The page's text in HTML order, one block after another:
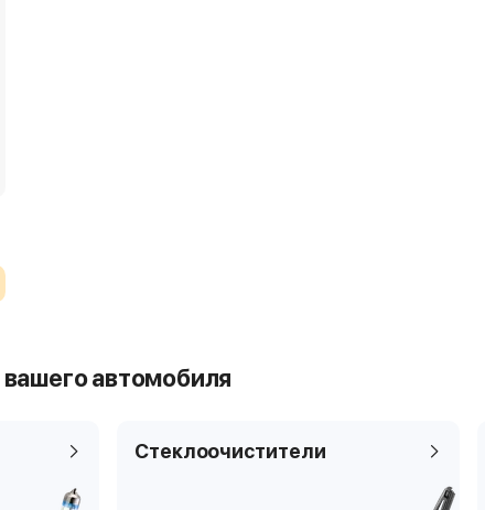
автомобиля
Стеклоочистители